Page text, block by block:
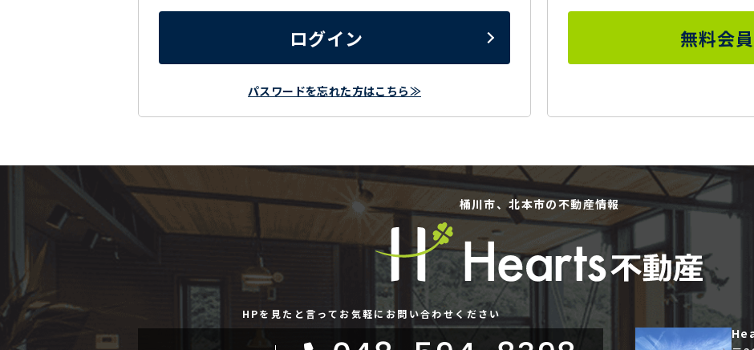
ログイン
パスワードを忘れた方はこちら≫
無料会
桶川市、北本市の不動産情報
HPを見たと言ってお気軽にお問い合わせください